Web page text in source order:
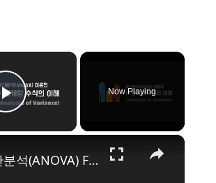
×
Play Video
Now Playing
×
분산분석(ANOVA) F 통계량 수식의 이해